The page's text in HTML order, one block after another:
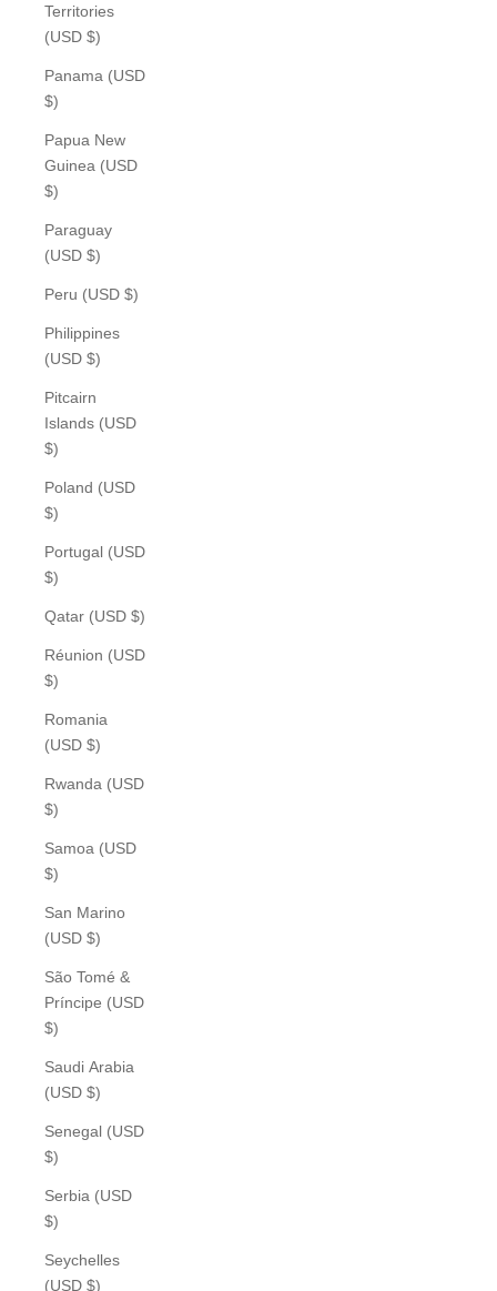
Territories
(USD $)
Panama (USD
$)
Papua New
Guinea (USD
$)
Paraguay
(USD $)
Peru (USD $)
Philippines
(USD $)
Pitcairn
Islands (USD
$)
Poland (USD
$)
Portugal (USD
$)
Qatar (USD $)
Réunion (USD
$)
Romania
(USD $)
Rwanda (USD
$)
Samoa (USD
$)
San Marino
(USD $)
São Tomé &
Príncipe (USD
$)
Saudi Arabia
(USD $)
Senegal (USD
$)
Serbia (USD
$)
Seychelles
(USD $)